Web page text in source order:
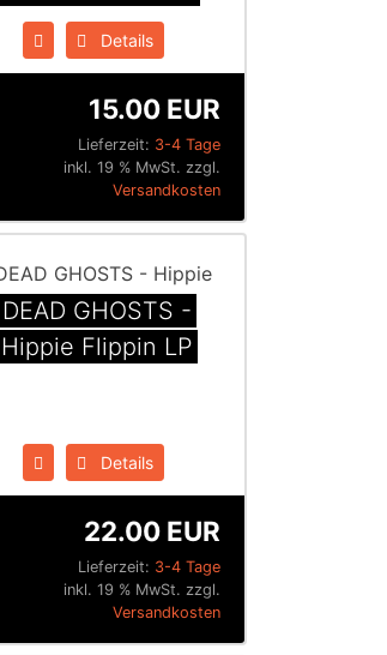
Details
Lieferzeit: 3-4 Tage
15.00 EUR
inkl. 19 % MwSt. zzgl.
Versandkosten
DEAD GHOSTS -
Hippie Flippin LP
Details
Lieferzeit: 3-4 Tage
22.00 EUR
inkl. 19 % MwSt. zzgl.
Versandkosten